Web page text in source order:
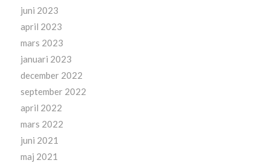
juni 2023
april 2023
mars 2023
januari 2023
december 2022
september 2022
april 2022
mars 2022
juni 2021
maj 2021